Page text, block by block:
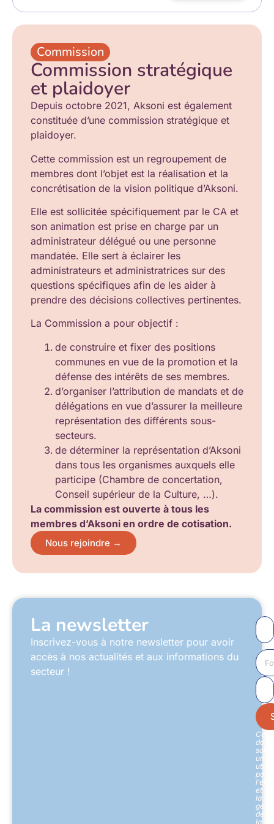
Commission
Commission stratégique
et plaidoyer
Depuis octobre 2021, Aksoni est également
constituée d’une commission stratégique et
plaidoyer.
Cette commission est un regroupement de
membres dont l’objet est la réalisation et la
concrétisation de la vision politique d’Aksoni.
Elle est sollicitée spécifiquement par le CA et
son animation est prise en charge par un
administrateur délégué ou une personne
mandatée. Elle sert à éclairer les
administrateurs et administratrices sur des
questions spécifiques afin de les aider à
prendre des décisions collectives pertinentes.
La Commission a pour objectif :
de construire et fixer des positions
communes en vue de la promotion et la
défense des intérêts de ses membres.
d’organiser l’attribution de mandats et de
délégations en vue d’assurer la meilleure
représentation des différents sous-
secteurs.
de déterminer la représentation d’Aksoni
dans tous les organismes auxquels elle
participe (Chambre de concertation,
Conseil supérieur de la Culture, …).
La commission est ouverte à tous les
membres d’Aksoni en ordre de cotisation.
Nous rejoindre →
La newsletter
Inscrivez-vous à notre newsletter pour avoir
accès à nos actualités et aux informations du
secteur !
Ces
sont
pour
et
la
de
la